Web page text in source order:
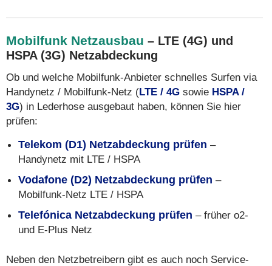
Mobilfunk Netzausbau – LTE (4G) und
HSPA (3G) Netzabdeckung
Ob und welche Mobilfunk-Anbieter schnelles Surfen via
Handynetz / Mobilfunk-Netz (LTE / 4G sowie HSPA /
3G) in Lederhose ausgebaut haben, können Sie hier
prüfen:
Telekom (D1) Netzabdeckung prüfen –
Handynetz mit LTE / HSPA
Vodafone (D2) Netzabdeckung prüfen –
Mobilfunk-Netz LTE / HSPA
Telefónica Netzabdeckung prüfen – früher o2-
und E-Plus Netz
Neben den Netzbetreibern gibt es auch noch Service-